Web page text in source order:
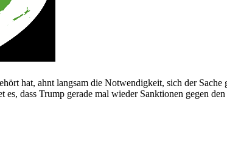
hat, ahnt langsam die Notwendigkeit, sich der
dass Trump gerade mal wieder Sanktionen gegen